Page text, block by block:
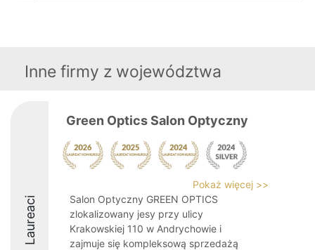
Inne firmy z województwa
Laureaci
Green Optics Salon Optyczny
Pokaż więcej >>
Salon Optyczny GREEN OPTICS
zlokalizowany jesy przy ulicy
Krakowskiej 110 w Andrychowie i
zajmuje się kompleksową sprzedażą